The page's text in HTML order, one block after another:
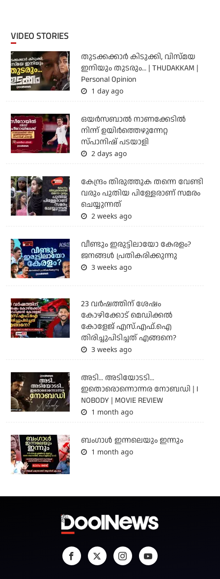
VIDEO STORIES
തുടക്കക്കാര്‍ കിടുക്കി, വിസ്മയ
ഇനിയും തുടരും... | THUDAKKAM |
Personal Opinion
1 day ago
ഒയര്‍സബാൽ നാണക്കേടിൽ
നിന്ന് ഉയിർത്തെഴുന്നേറ്റ
സ്പാനിഷ് പടയാളി
2 days ago
കേന്ദ്രം തിരുത്തുക തന്നെ വേണ്ടി
വരും പുതിയ പിള്ളേരാണ് സമരം
ചെയ്യുന്നത്
2 weeks ago
വീണ്ടും ഇരുട്ടിലായോ കേരളം?
ജനങ്ങൾ പ്രതികരിക്കുന്നു
3 weeks ago
23 വർഷത്തിന് ശേഷം
കോഴിക്കോട് മെഡിക്കൽ
കോളേജ് എസ്.എഫ്.ഐ
തിരിച്ചുപിടിച്ചത് എങ്ങനെ?
3 weeks ago
അടി... അടിയോടടി...
ഇതൊരൊന്നൊന്നര നോബഡി | I
NOBODY | MOVIE REVIEW
1 month ago
ബംഗാള്‍ ഇന്നലെയും ഇന്നും
1 month ago